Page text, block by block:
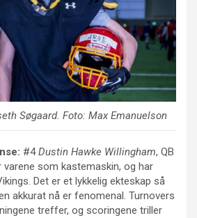
Søgaard. Foto: Max Emanuelson
#4Dustin Hawke Willingham, QB
varene som kastemaskin, og har
Det er et lykkelig ekteskap så
akkurat nå er fenomenal. Turnovers
treffer, og scoringene triller